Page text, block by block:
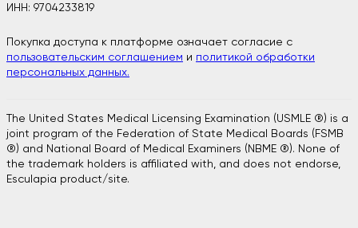
ИНН: 9704233819
Покупка доступа к платформе означает согласие с
пользовательским соглашением и политикой обработки
персональных данных.
The United States Medical Licensing Examination (USMLE ®) is a
joint program of the Federation of State Medical Boards (FSMB
®) and National Board of Medical Examiners (NBME ®). None of
the trademark holders is affiliated with, and does not endorse,
Esculapia product/site.